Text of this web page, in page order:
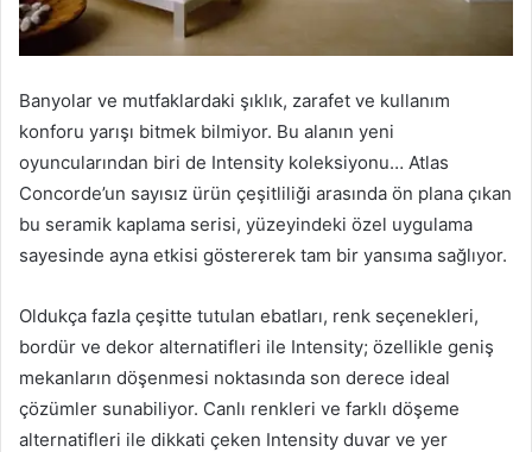
Banyolar ve mutfaklardaki şıklık, zarafet ve kullanım
konforu yarışı bitmek bilmiyor. Bu alanın yeni
oyuncularından biri de Intensity koleksiyonu… Atlas
Concorde’un sayısız ürün çeşitliliği arasında ön plana çıkan
bu seramik kaplama serisi, yüzeyindeki özel uygulama
sayesinde ayna etkisi göstererek tam bir yansıma sağlıyor.
Oldukça fazla çeşitte tutulan ebatları, renk seçenekleri,
bordür ve dekor alternatifleri ile Intensity; özellikle geniş
mekanların döşenmesi noktasında son derece ideal
çözümler sunabiliyor. Canlı renkleri ve farklı döşeme
alternatifleri ile dikkati çeken Intensity duvar ve yer